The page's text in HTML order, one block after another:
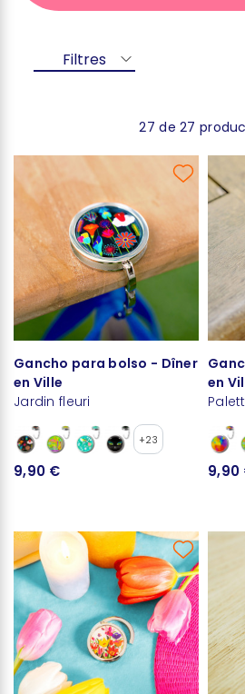
Filtres
27 de 27
Gancho para bolso - Dîner
en Ville
Jardin fleuri
+23
9,90 €
en
9,90